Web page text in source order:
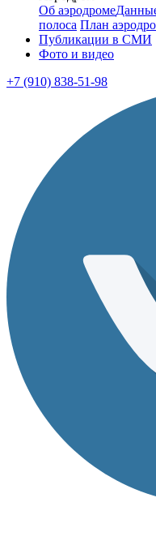
Об аэродроме
полоса План
Публикации в СМИ
Фото и видео
+7 (910) 838-51-98